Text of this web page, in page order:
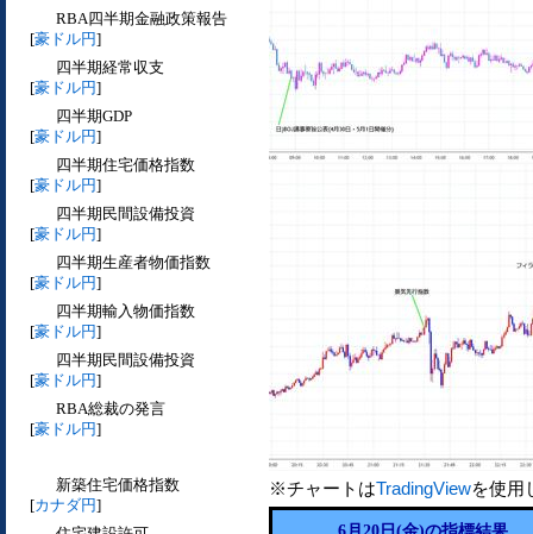
RBA四半期金融政策報告
[豪ドル円]
四半期経常収支
[豪ドル円]
四半期GDP
[豪ドル円]
四半期住宅価格指数
[豪ドル円]
四半期民間設備投資
[豪ドル円]
四半期生産者物価指数
[豪ドル円]
四半期輸入物価指数
[豪ドル円]
四半期民間設備投資
[豪ドル円]
RBA総裁の発言
[豪ドル円]
新築住宅価格指数
[カナダ円]
※チャートはTradingViewを使用